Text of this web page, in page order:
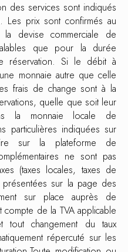
des services sont indiqués
Les prix sont confirmés au
devise commerciale de
que pour la durée
réservation. Si le débit à
une monnaie autre que celle
frais de change sont à la
quelle que soit leur
la monnaie locale de
particulières indiquées sur
sur la plateforme de
ne sont pas
(taxes locales, taxes de
sur la page des
sur place auprès de
compte de la TVA applicable
changement du taux
répercuté sur les